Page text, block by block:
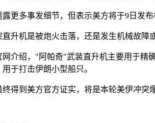
更多事发细节，但表示美方将于9日发布
升机是被炮火击落，还是发生机械故障
介绍，"阿帕奇"武装直升机主要用于精
于打击伊朗小型船只。
得到美方官方证实，将是本轮美伊冲突